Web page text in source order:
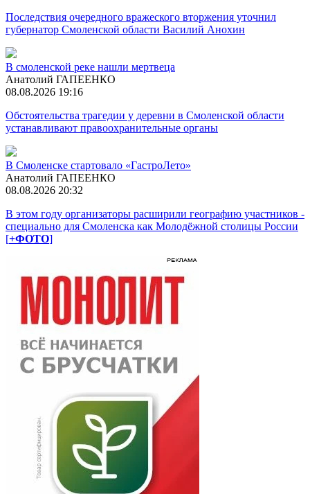
Последствия очередного вражеского вторжения уточнил
губернатор Смоленской области Василий Анохин
В смоленской реке нашли мертвеца
Анатолий ГАПЕЕНКО
08.08.2026 19:16
Обстоятельства трагедии у деревни в Смоленской области
устанавливают правоохранительные органы
В Смоленске стартовало «ГастроЛето»
Анатолий ГАПЕЕНКО
08.08.2026 20:32
В этом году организаторы расширили географию участников -
специально для Смоленска как Молодёжной столицы России
[+ФОТО]